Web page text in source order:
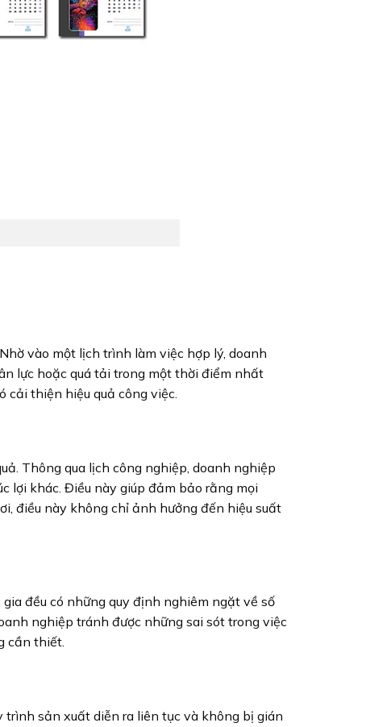
vào một lịch trình làm việc hợp lý, doanh
lực hoặc quá tải trong một thời điểm nhất
cải thiện hiệu quả công việc.
Thông qua lịch công nghiệp, doanh nghiệp
lợi khác. Điều này giúp đảm bảo rằng mọi
điều này không chỉ ảnh hưởng đến hiệu suất
đều có những quy định nghiêm ngặt về số
nghiệp tránh được những sai sót trong việc
cần thiết.
sản xuất diễn ra liên tục và không bị gián